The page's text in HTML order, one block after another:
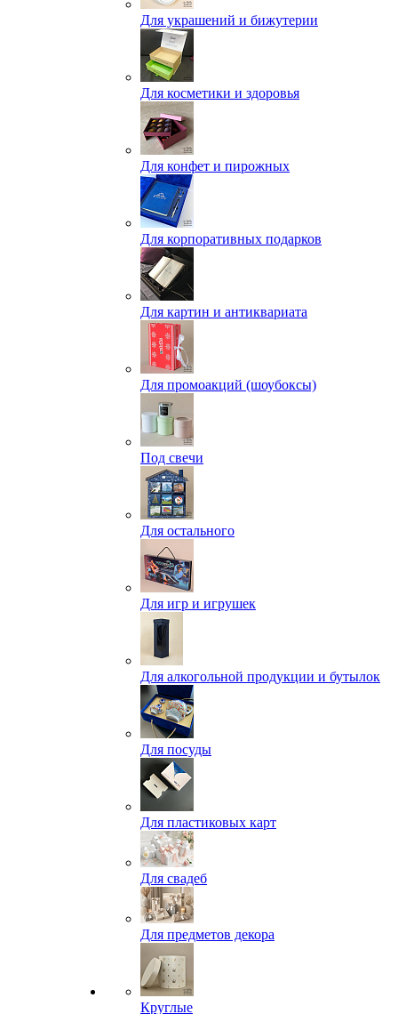
Для украшений и бижутерии
Для косметики и здоровья
Для конфет и пирожных
Для корпоративных подарков
Для картин и антиквариата
Для промоакций (шоубоксы)
Под свечи
Для остального
Для игр и игрушек
Для алкогольной продукции и бутылок
Для посуды
Для пластиковых карт
Для свадеб
Для предметов декора
Круглые